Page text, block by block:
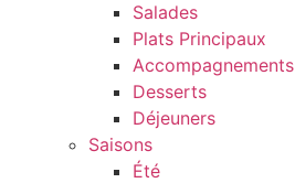
Salades
Plats Principaux
Accompagnements
Desserts
Déjeuners
Saisons
Été